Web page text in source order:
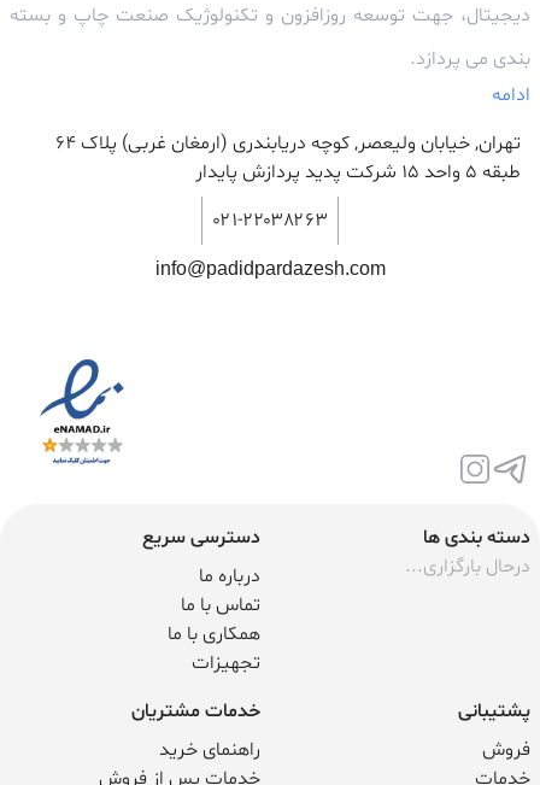
دیجیتال، جهت توسعه روزافزون و تکنولوژیک صنعت چاپ و بسته
بندی می پردازد.
ادامه
تهران, خیابان ولیعصر, کوچه دریابندری (ارمغان غربی) پلاک 64
طبقه ۵ واحد ۱۵ شرکت پدید پردازش پایدار
۰۲۱-۲۲۰۳۸۲۶۳
info@padidpardazesh.com
دسته بندی ها
درحال بارگزاری...
دسترسی سریع
درباره ما
تماس با ما
همکاری با ما
تجهیزات
پشتیبانی
فروش
خدمات
خدمات مشتریان
راهنمای خرید
خدمات پس از فروش